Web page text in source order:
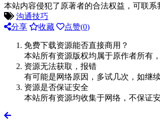
本站内容侵犯了原著者的合法权益，可联系
沟通技巧
分享
收藏 点赞(0)
免费下载资源能否直接商用？
本站所有资源版权均属于原作者所有
资源无法获取，报错
有可能是网络原因，多试几次，如继
资源是否保证安全
本站所有资源均收集于网络，不保证